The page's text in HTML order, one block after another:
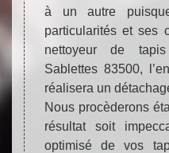
à un autre
particularités et ses
nettoyeur de
Sablettes 83500,
réalisera un
Nous procèderons
résultat soit
optimisé de vos